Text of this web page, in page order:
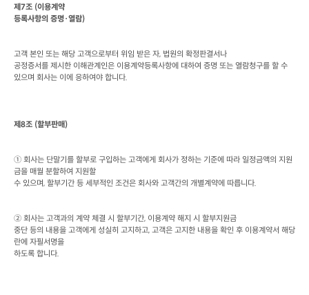
제 7조 (이용계약
등록사항의 증명·열람)
고객 본인 또는 해당 고객으로부터 위임 받은 자, 법원의 확정판결서나
공정증서를 제시한 이해관계인은 이용계약등록사항에 대하여 증명 또는 열람청구를 할 수
있으며 회사는 이에 응하여야 합니다.
제 8조 (할부판매 )
① 회사는 단말기를 할부로 구입하는 고객에게 회사가 정하는 기준에 따라 일정금액의 지원
금을 매월 분할하여 지원할
수 있으며, 할부기간 등 세부적인 조건은 회사와 고객간의 개별계약에 따릅니다.
② 회사는 고객과의 계약 체결 시 할부기간, 이용계약 해지 시 할부지원금
중단 등의 내용을 고객에게 성실히 고지하고, 고객은 고지한 내용을 확인 후 이용계약서 해당
란에 자필서명을
하도록 합니다.